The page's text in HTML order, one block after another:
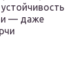
— даже